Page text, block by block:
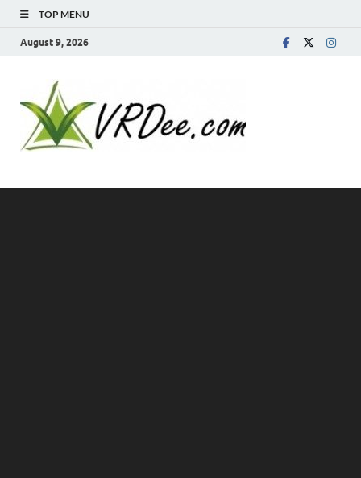
TOP MENU
August 9, 2026